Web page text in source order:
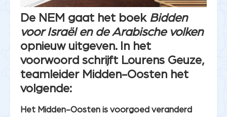
De NEM gaat het boek Bidden
voor Israël en de Arabische volken
opnieuw uitgeven. In het
voorwoord schrijft Lourens Geuze,
teamleider Midden-Oosten het
volgende:
Het Midden-Oosten is voorgoed veranderd